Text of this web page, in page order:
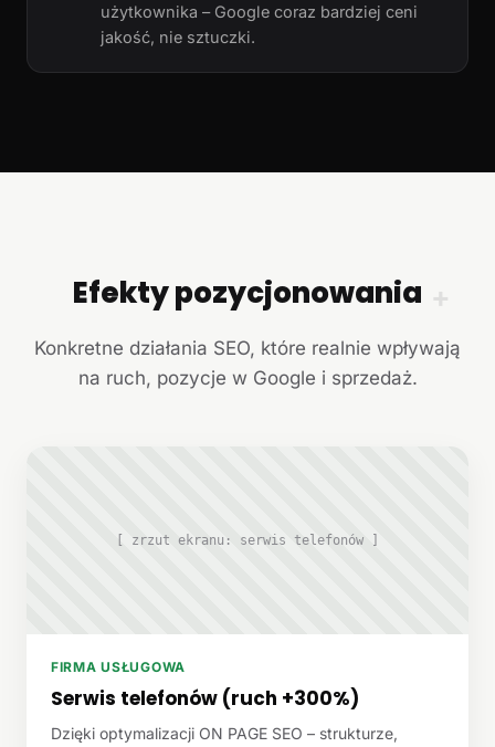
użytkownika – Google coraz bardziej ceni
jakość, nie sztuczki.
+
Efekty pozycjonowania
Konkretne działania SEO, które realnie wpływają
na ruch, pozycje w Google i sprzedaż.
[ zrzut ekranu: serwis telefonów ]
FIRMA USŁUGOWA
Serwis telefonów (ruch +300%)
Dzięki optymalizacji ON PAGE SEO – strukturze,